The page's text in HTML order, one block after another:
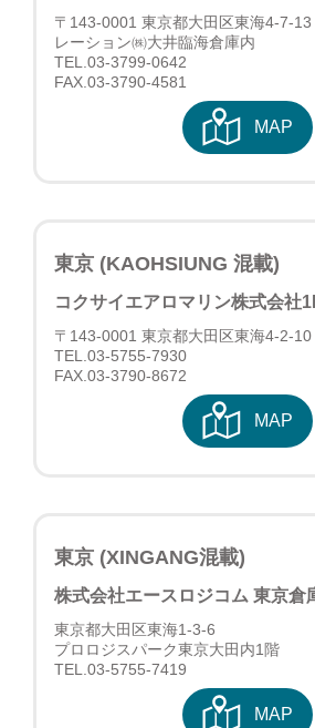
〒143-0001 東京都大田区東海4-7-13
レーション㈱大井臨海倉庫内
TEL.03-3799-0642
FAX.03-3790-4581
MAP
東京 (KAOHSIUNG 混載)
コクサイエアロマリン株式会社
〒143-0001 東京都大田区東海4-2-10
TEL.03-5755-7930
FAX.03-3790-8672
MAP
東京 (XINGANG混載)
株式会社エースロジコム 東京倉
東京都大田区東海1-3-6
プロロジスパーク東京大田内1階
TEL.03-5755-7419
MAP